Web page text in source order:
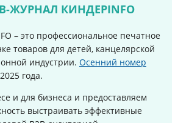
ЖУРНАЛ КИНДЕРINFO
– это профессиональное печатное
товаров для детей, канцелярской
индустрии. Осенний номер
года.
и для бизнеса и предоставляем
выстраивать эффективные